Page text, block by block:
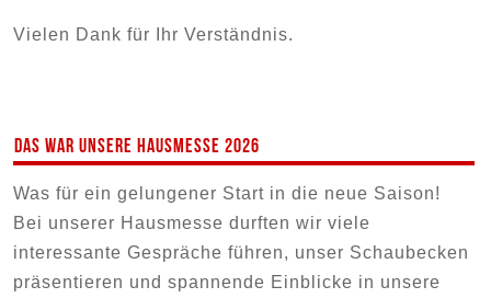
Vielen Dank für Ihr Verständnis.
Das war unsere Hausmesse 2026
Was für ein gelungener Start in die neue Saison!
Bei unserer Hausmesse durften wir viele
interessante Gespräche führen, unser Schaubecken
präsentieren und spannende Einblicke in unsere